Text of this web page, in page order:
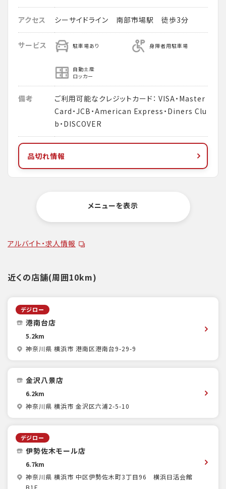
アクセス シーサイドライン 南部市場駅 徒歩3分
サービス 駐車場あり 身障者用駐車場
自動土産
ロッカー
備考
ご利用可能なクレジットカード： VISA・Master
Card・JCB・American Express・Diners Clu
b・DISCOVER
品切れ情報
メニューを表示
アルバイト・求人情報
近くの店舗(周囲10km)
デジロー
港南台店
5.2km
神奈川県 横浜市 港南区港南台9-29-9
金沢八景店
6.2km
神奈川県 横浜市 金沢区六浦2-5-10
デジロー
伊勢佐木モール店
6.7km
神奈川県 横浜市 中区伊勢佐木町3丁目96 横浜日活会館